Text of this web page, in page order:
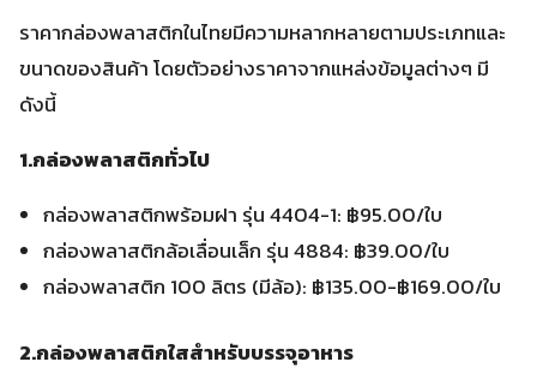
ราคากล่องพลาสติกในไทยมีความหลากหลายตามประเภทและ
ขนาดของสินค้า โดยตัวอย่างราคาจากแหล่งข้อมูลต่างๆ มี
ดังนี้
1.กล่องพลาสติกทั่วไป
กล่องพลาสติกพร้อมฝา รุ่น 4404-1: ฿95.00/ใบ
กล่องพลาสติกล้อเลื่อนเล็ก รุ่น 4884: ฿39.00/ใบ
กล่องพลาสติก 100 ลิตร (มีล้อ): ฿135.00-฿169.00/ใบ
2.กล่องพลาสติกใสสำหรับบรรจุอาหาร